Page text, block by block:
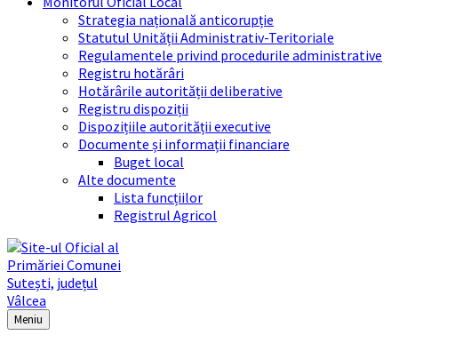
Strategia națională anticorupție
Statutul Unității Administrativ-Teritoriale
Regulamentele privind procedurile administrative
Registru hotărâri
Hotărârile autorității deliberative
Registru dispoziții
Dispozițiile autorității executive
Documente și informații financiare
Buget local
Alte documente
Lista funcțiilor
Registrul Agricol
Meniu